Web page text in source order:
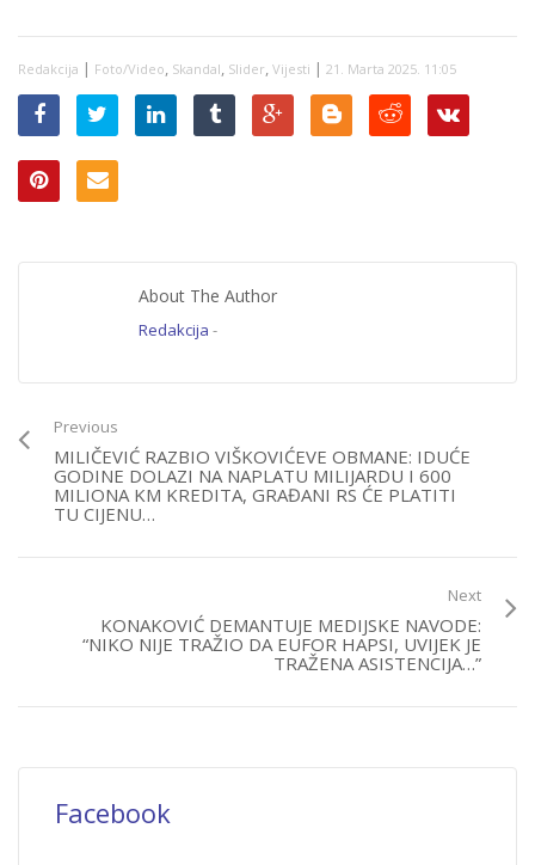
dalje…”
Redakcija | Foto/Video, Skandal, Slider, Vijesti | 21. Marta 2025. 11:05
About The Author
Redakcija -
Previous
MILIČEVIĆ RAZBIO VIŠKOVIĆEVE OBMANE: IDUĆE
GODINE DOLAZI NA NAPLATU MILIJARDU I 600
MILIONA KM KREDITA, GRAĐANI RS ĆE PLATITI
TU CIJENU…
Next
KONAKOVIĆ DEMANTUJE MEDIJSKE NAVODE:
“NIKO NIJE TRAŽIO DA EUFOR HAPSI, UVIJEK JE
TRAŽENA ASISTENCIJA…”
Facebook